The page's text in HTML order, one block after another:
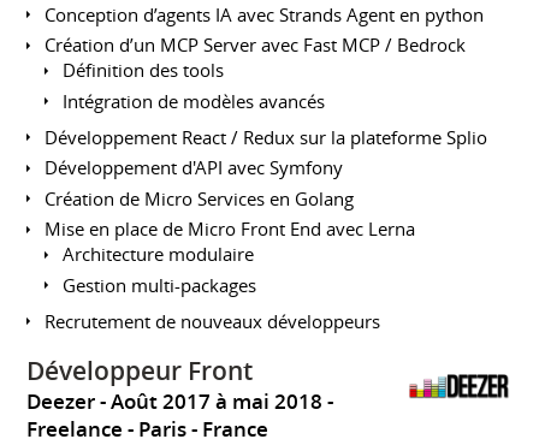
Conception d’agents IA avec Strands Agent en python
Création d’un MCP Server avec Fast MCP / Bedrock
Définition des tools
Intégration de modèles avancés
Développement React / Redux sur la plateforme Splio
Développement d'API avec Symfony
Création de Micro Services en Golang
Mise en place de Micro Front End avec Lerna
Architecture modulaire
Gestion multi-packages
Recrutement de nouveaux développeurs
Développeur Front
Deezer
Août 2017 à mai 2018
Freelance
Paris France